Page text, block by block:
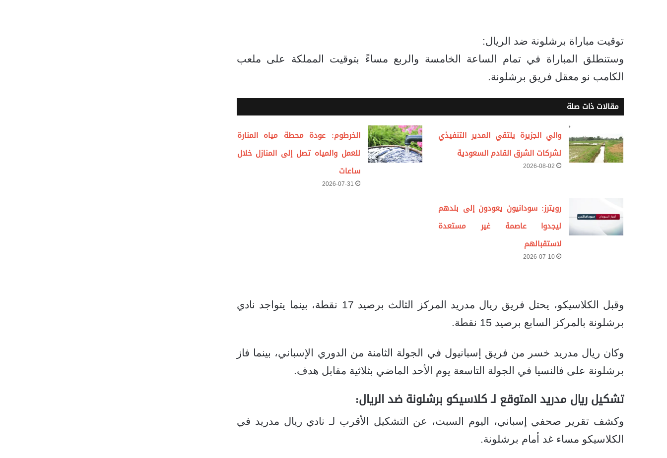
توقيت مباراة برشلونة ضد الريال:
وستنطلق المباراة في تمام الساعة الخامسة والربع مساءً بتوقيت المملكة على ملعب
الكامب نو معقل فريق برشلونة.
مقالات ذات صلة
والي الجزيرة يلتقي المدير التنفيذي
لشركات الشرق القادم السعودية
2026-08-02
الخرطوم: عودة محطة مياه المنارة
للعمل والمياه تصل إلى المنازل خلال
ساعات
2026-07-31
رويترز: سودانيون يعودون إلى بلدهم
ليجدوا عاصمة غير مستعدة
لاستقبالهم
2026-07-10
وقبل الكلاسيكو، يحتل فريق ريال مدريد المركز الثالث برصيد 17 نقطة، بينما يتواجد نادي
برشلونة بالمركز السابع برصيد 15 نقطة.
وكان ريال مدريد خسر من فريق إسبانيول في الجولة الثامنة من الدوري الإسباني، بينما فاز
برشلونة على فالنسيا في الجولة التاسعة يوم الأحد الماضي بثلاثية مقابل هدف.
تشكيل ريال مدريد المتوقع لـ كلاسيكو برشلونة ضد الريال:
وكشف تقرير صحفي إسباني، اليوم السبت، عن التشكيل الأقرب لـ نادي ريال مدريد في
الكلاسيكو مساء غد أمام برشلونة.